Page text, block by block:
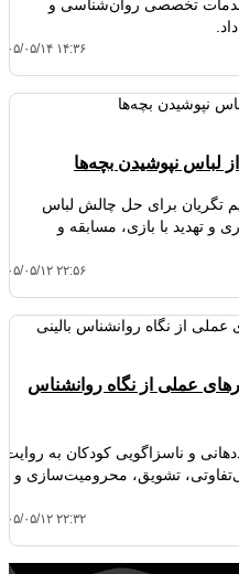
خدمات تخصصی روان‌شناسی و
۱۴۰۵/۰۵/۱۴
لباس نپوشیدن بچه‌ها
تگریان برای حل چالش لباس
و تهدید با بازی، مسابقه و
۱۴۰۵/۰۵/۱۲
عملی از نگاه روانشناس
و ناسزاگویی کودکان به روایت
تشویق، محرومیت‌سازی و
۱۴۰۵/۰۵/۱۲